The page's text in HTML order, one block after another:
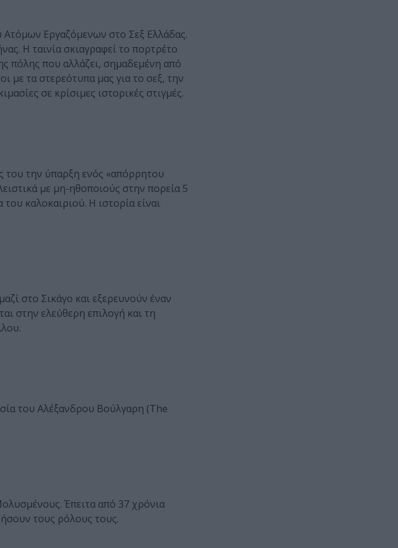
Εργαζόμενων στο Σεξ Ελλάδας.
Η ταινία σκιαγραφεί το πορτρέτο
πόλης που αλλάζει, σημαδεμένη από
με τα στερεότυπα μας για το σεξ, την
σε κρίσιμες ιστορικές στιγμές.
του την ύπαρξη ενός «απόρρητου
με μη-ηθοποιούς στην πορεία 5
καλοκαιριού. Η ιστορία είναι
στο Σικάγο και εξερευνούν έναν
στην ελεύθερη επιλογή και τη
του Αλέξανδρου Βούλγαρη (The
Έπειτα από 37 χρόνια
τους ρόλους τους.